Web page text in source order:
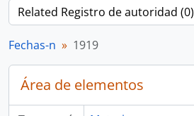
Related Registro de autoridad (0)
Fechas-n 1919
Área de elementos